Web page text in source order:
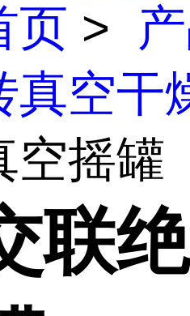
页 >
真空干
空摇罐
联